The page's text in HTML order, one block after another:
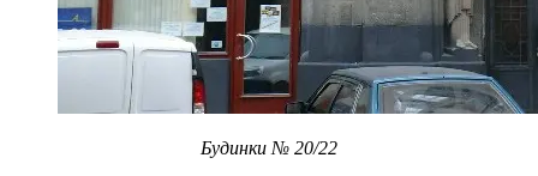
Будинки № 20/22